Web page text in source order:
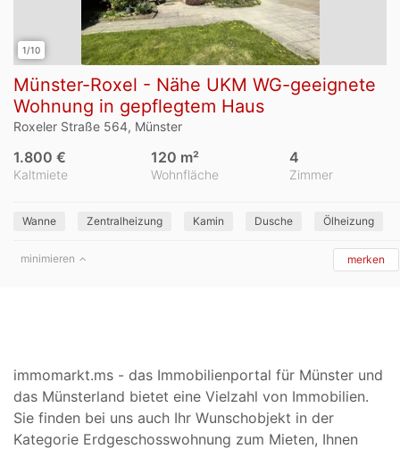
1/10
Münster-Roxel - Nähe UKM WG-geeignete
Wohnung in gepflegtem Haus
Roxeler Straße 564, Münster
Kaltmiete
1.800 €
Wohnfläche
120 m²
Zimmer
4
Wanne Zentralheizung Kamin Dusche Ölheizung
minimieren merken
immomarkt.ms - das Immobilienportal für Münster und
das Münsterland bietet eine Vielzahl von Immobilien.
Sie finden bei uns auch Ihr Wunschobjekt in der
Kategorie Erdgeschosswohnung zum Mieten, Ihnen